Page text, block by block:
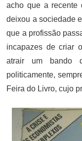
acho que a recente
deixou a sociedade
que a profissão
incapazes de criar
atrair um bando
politicamente,
Feira do Livro, cujo